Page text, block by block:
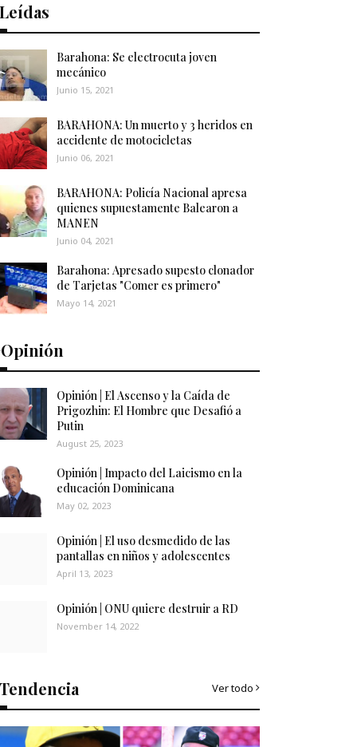
Barahona: Se electrocuta joven
mecánico
Junio 15, 2021
BARAHONA: Un muerto y 3 heridos en
accidente de motocicletas
Junio 06, 2021
BARAHONA: Policía Nacional apresa
quienes supuestamente Balearon a
MANEN
Junio 04, 2021
Barahona: Apresado supesto clonador
de Tarjetas "Comer es primero"
Mayo 14, 2021
Opinión | El Ascenso y la Caída de
Prigozhin: El Hombre que Desafió a
Putin
August 25, 2023
Opinión | Impacto del Laicismo en la
educación Dominicana
May 02, 2023
Opinión | El uso desmedido de las
pantallas en niños y adolescentes
April 13, 2023
Opinión | ONU quiere destruir a RD
November 14, 2022
Ver todo